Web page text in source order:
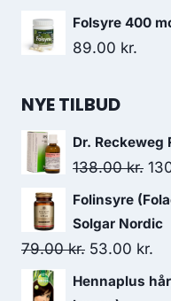
Folsyre 400
89.00 kr.
NYE TILBUD
Dr. Reckeweg
138.00kr.
pris
var:
Folinsyre
Solgar Nordic
79.00kr. Den
oprindelige
53.00 kr.
Hennaplus